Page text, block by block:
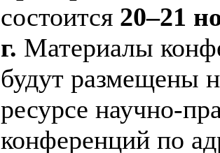
состоится 20–21
г. Материалы
будут размещены
ресурсе научно-
конференций по